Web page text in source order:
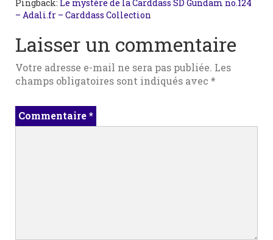
Pingback: Le mystère de la Carddass SD Gundam no.124
– Adali.fr – Carddass Collection
Laisser un commentaire
Votre adresse e-mail ne sera pas publiée. Les
champs obligatoires sont indiqués avec *
Commentaire*